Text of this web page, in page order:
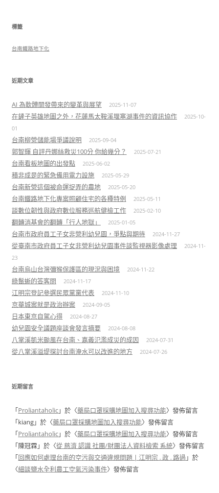
鍵
標籤
台南鐵路地下化
近期文章
AI 為軟體開發帶來的變革與展望 2025-11-07
在鏟子英雄地圖之外，花蓮馬太鞍溪堰塞湖事件的資訊協作
2025-10-
01
台南柳營儲能場爭議說明 2025-09-04
郭智輝 自評丹娜絲救災100分 你給幾分？ 2025-07-21
台南看板地圖的出發點 2025-06-02
積非成是的緊急備用電力設施 2025-05-29
台南新營這個被命運捉弄的農地 2025-05-20
台南鐵路地下化專案照顧住宅的各種特例 2025-05-11
談數位韌性與政府數位服務巡航健檢工作 2025-02-10
翻轉消基會的翻轉「行人地獄」 2025-01-05
台南市政府員工子女非營利幼兒園，爭點與期待 2024-11-27
從臺南市政府員工子女非營利幼兒園事件談監視器影像處理
2024-11-
23
台南烏山台灣彌猴保護區的現況與困境 2024-11-22
綠鬣蜥的答客問 2024-11-17
江明宗登記參選民眾黨黨代表 2024-11-10
京華城案就是政治辦案 2024-09-05
日本東京自駕心得 2024-08-27
幼兒園安全議題座談會發言摘要 2024-08-08
八掌溪凱米颱風在台南、嘉義氾濫成災的成因 2024-07-31
從八掌溪溢堤探討台南淹水可以改進的地方 2024-07-26
近期留言
「Proliantaholic」於〈藥局口罩採購地圖加入搜尋功能〉發佈留言
「kiang」於〈藥局口罩採購地圖加入搜尋功能〉發佈留言
「Proliantaholic」於〈藥局口罩採購地圖加入搜尋功能〉發佈留言
「陳冠霖」於〈從 慈濟 認識 社團/財團法人資料檢索 系統〉發佈留言
「回應如何處理台南的空污與交通違規問題 | 江明宗 . 政 . 路過 」於
〈細談鹽水全利農工空氣污染事件〉發佈留言